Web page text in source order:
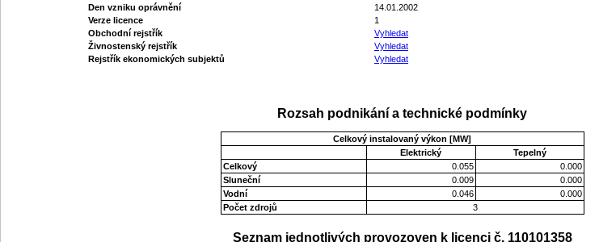
Den vzniku oprávnění
14.01.2002
Verze licence
1
Obchodní rejstřík
Vyhledat
Živnostenský rejstřík
Vyhledat
Rejstřík ekonomických subjektů
Vyhledat
Rozsah podnikání a technické podmínky
Celkový instalovaný výkon [MW]
Elektrický
Tepelný
Celkový
0.055
0.000
Sluneční
0.009
0.000
Vodní
0.046
0.000
Počet zdrojů
3
Seznam jednotlivých provozoven k licenci č. 110101358